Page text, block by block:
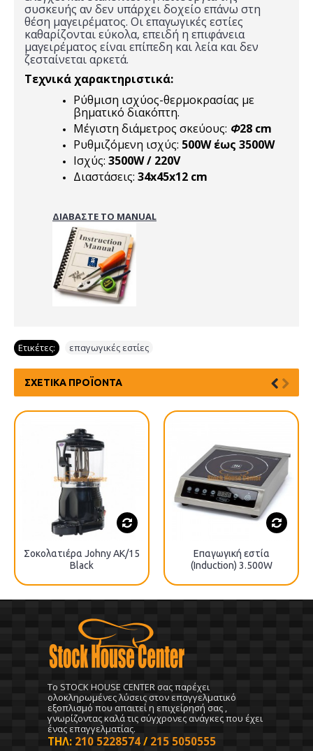
συσκευής αν δεν υπάρχει δοχείο επάνω στη
θέση μαγειρέματος. Οι επαγωγικές εστίες
καθαρίζονται εύκολα, επειδή η επιφάνεια
μαγειρέματος είναι επίπεδη και λεία και δεν
ζεσταίνεται αρκετά.
Τεχνικά χαρακτηριστικά:
Ρύθμιση ισχύος-θερμοκρασίας με
βηματικό διακόπτη.
Μέγιστη διάμετρος σκεύους: Φ28 cm
Ρυθμιζόμενη ισχύς: 500W έως 3500W
Ισχύς: 3500W / 220V
Διαστάσεις: 34x45x12 cm
ΔΙΑΒΑΣΤΕ ΤΟ MANUAL
Ετικέτες: επαγωγικές εστίες
ΣΧΕΤΙΚΆ ΠΡΟΪΌΝΤΑ
Σοκολατιέρα Johny ΑΚ/15
Black
Επαγωγική εστία
(Induction) 3.500W
To STOCK HOUSE CENTER σας παρέχει
ολοκληρωμένες λύσεις στον επαγγελματικό
εξοπλισμό που απαιτεί η επιχείρησή σας ,
γνωρίζοντας καλά τις σύγχρονες ανάγκες που έχει
ένας επαγγελματίας.
ΤΗΛ: 210 5228574 / 215 5050555